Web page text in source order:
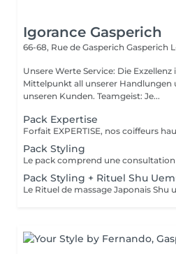
Igorance Gasperich
66-68, Rue de Gasperich Gasperich
Unsere Werte Service: Die Exzellenz im Friseurdienst steht im
Mittelpunkt all unserer
unseren Kunden. Teamgeist: Je...
Pack Expertise
Pack Styling
Pack Styling + Rituel Shu